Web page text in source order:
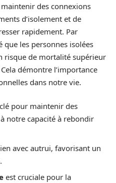
des connexions
d’isolement et de
rapidement. Par
les personnes isolées
risque de mortalité supérieur
démontre l’importance
dans notre vie.
pour maintenir des
notre capacité à rebondir
avec autrui, favorisant un
est cruciale pour la